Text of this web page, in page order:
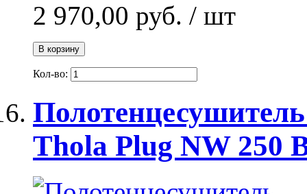
2 970,00 руб. / шт
В корзину
Кол-во:
Thola Plug NW 250